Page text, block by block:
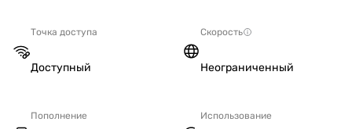
Точка доступа
Доступный
Скорость
Неограниченный
Пополнение Использование